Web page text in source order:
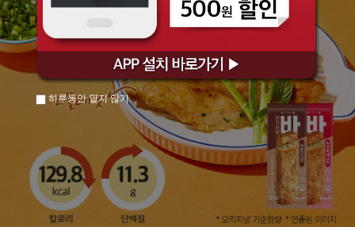
하루동안 열지 않기